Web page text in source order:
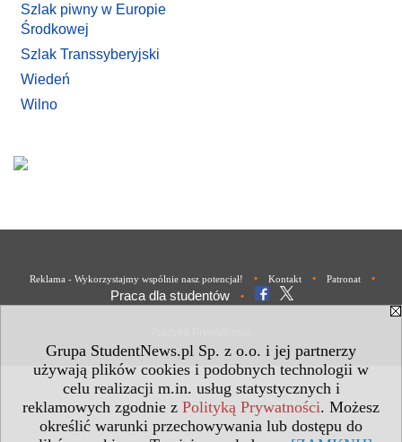
Grupa StudentNews.pl Sp. z o.o. i jej partnerzy
używają plików cookies i podobnych technologii w
celu realizacji m.in. usług statystycznych i
reklamowych zgodnie z Polityką Prywatności. Możesz
określić warunki przechowywania lub dostępu do
Szlak piwny w Europie
Środkowej
Szlak Transsyberyjski
Wiedeń
Wilno
Reklama - Wykorzystajmy wspólnie nasz potencjał! • Kontakt • Patronat •
Praca dla studentów •